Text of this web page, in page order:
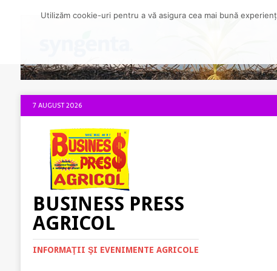
7 AUGUST 2026
BUSINESS PRESS
AGRICOL
INFORMAŢII ŞI EVENIMENTE AGRICOLE
Utilizăm cookie-uri pentru a vă asigura cea mai bună